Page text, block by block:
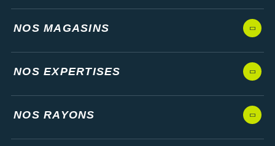
NOS MAGASINS
NOS EXPERTISES
NOS RAYONS